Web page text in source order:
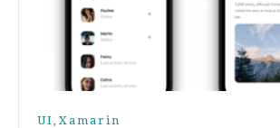
UI Xamarin